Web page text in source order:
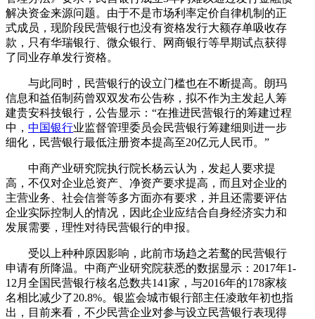
解决资金来源问题。由于不是市场利率定价自律机制的正
式成员，现阶段民营银行也没有资格发行大额存单吸收存
款，只有华瑞银行、微众银行、网商银行等早期试点获得
了同业存单发行资格。
与此同时，民营银行的设立门槛也在不断提高。朗玛
信息和益佰制药曾双双发布公告称，拟不作为主发起人筹
建贵安科技银行，公告显示：“在推进民营银行的筹建过程
中， 中国银行业监督管理委员会民营银行筹建细则进一步
细化，民营银行最低注册资本提高至20亿元人民币。”
中商产业研究院执行院长杨云认为，发起人要求提
高，不仅对企业总资产、净资产要求提高，而且对企业的
主营业务、社会信誉等多方面亦有要求，并且还需要评估
企业实际控制人的情况，因此企业应结合自身经济实力和
发展需要，理性对待民营银行的申报。
受以上种种原因影响，此前市场趋之若鹜的民营银行
申请有所降温。中商产业研究院获悉的数据显示：2017年1-
12月全国民营银行核名总数共141家，与2016年的178家核
名相比减少了20.8%。银监会城市银行部主任凌敢年初也指
出，目前来看，不少民营企业对参与设立民营银行表现得